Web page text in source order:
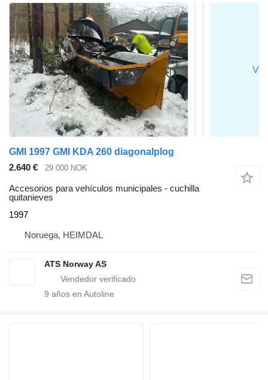
GMI 1997 GMI KDA 260 diagonalplog
2.640 €
29.000 NOK
Accesorios para vehículos municipales - cuchilla
quitanieves
1997
Noruega, HEIMDAL
ATS Norway AS
9 años en Autoline